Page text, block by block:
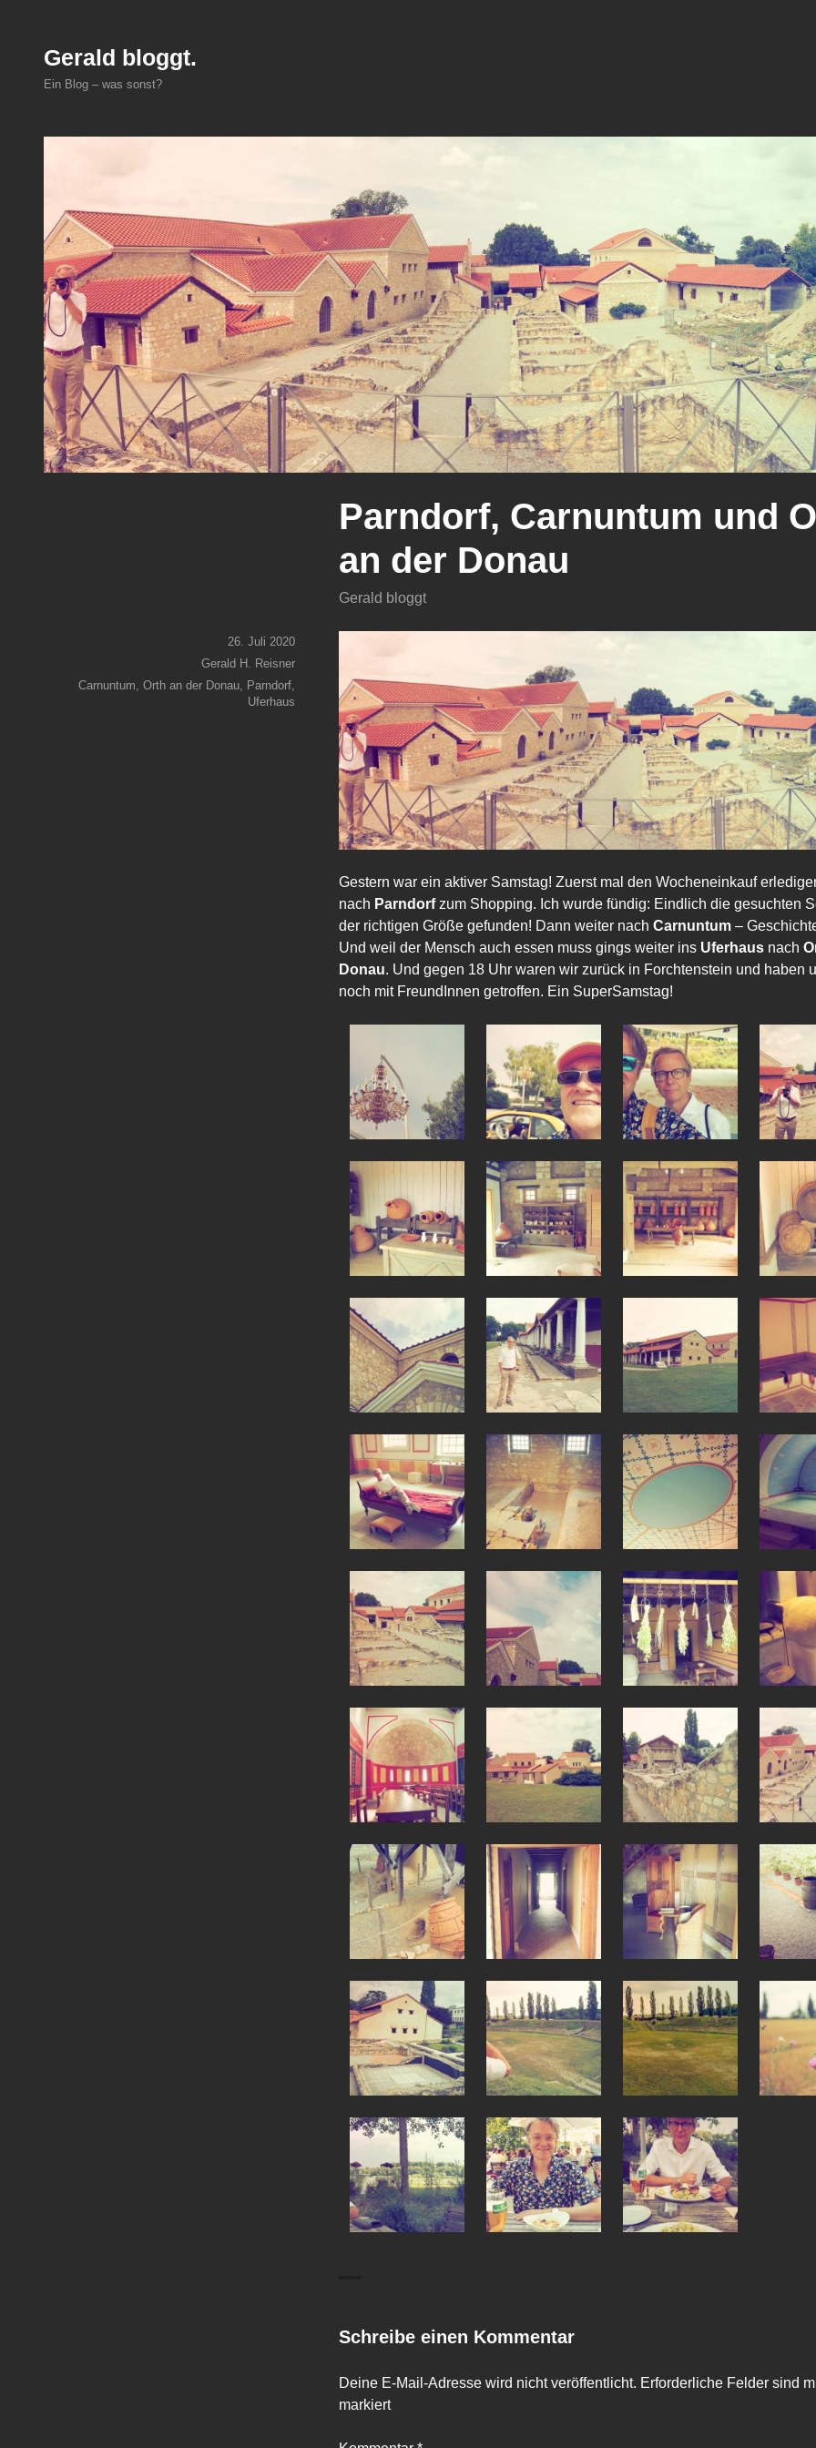
springen
Gerald bloggt.
Ein Blog – was sonst?
Parndorf, Carnuntum und
an der Donau
Gerald bloggt
Gestern war ein aktiver Samstag! Zuerst mal den Wocheneinkauf
nach Parndorfzum Shopping. Ich wurde fündig: Eindlich die gesuchten
der richtigen Größe gefunden! Dann weiter nach Carnuntum –
Und weil der Mensch auch essen muss gings weiter ins Uferhaus nach
Donau. Und gegen 18 Uhr waren wir zurück in Forchtenstein und haben
noch mit FreundInnen getroffen. Ein SuperSamstag!
26. Juli 2020
Gerald H. Reisner
Carnuntum Orth an der Donau Parndorf
Uferhaus
Schreibe einen Kommentar
Deine E-Mail-Adresse wird nicht veröffentlicht. Erforderliche Felder sind
markiert